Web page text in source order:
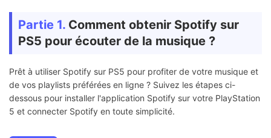
Partie 1. Comment obtenir Spotify sur
PS5 pour écouter de la musique ?
Prêt à utiliser Spotify sur PS5 pour profiter de votre musique et
de vos playlists préférées en ligne ? Suivez les étapes ci-
dessous pour installer l'application Spotify sur votre PlayStation
5 et connecter Spotify en toute simplicité.